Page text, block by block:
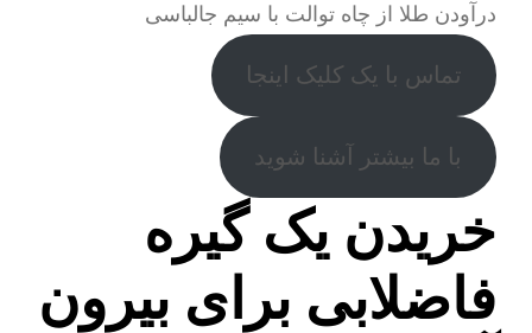
درآودن طلا از چاه توالت با سیم جالباسی
تماس با یک کلیک اینجا
با ما بیشتر آشنا شوید
خریدن یک گیره
فاضلابی برای بیرون